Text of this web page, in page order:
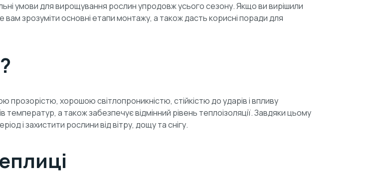
умови для вирощування рослин упродовж усього сезону. Якщо ви вирішили
зрозуміти основні етапи монтажу, а також дасть корисні поради для
прозорістю, хорошою світлопроникністю, стійкістю до ударів і впливу
температур, а також забезпечує відмінний рівень теплоізоляції. Завдяки цьому
і захистити рослини від вітру, дощу та снігу.